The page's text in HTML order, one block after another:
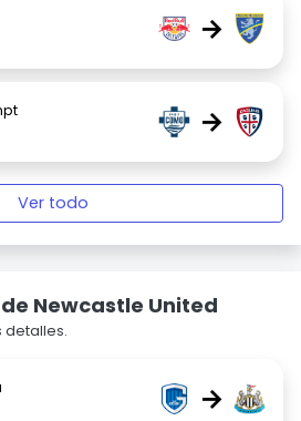
→
→
Ver todo
Newcastle United
detalles.
→